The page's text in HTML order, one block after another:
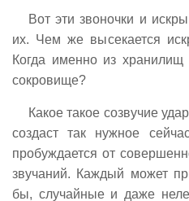
Вот эти звоночки и
их. Чем же высекается
Когда именно из хранилищ
сокровище?
Какое такое созвучие
создаст так нужное
пробуждается от
звучаний. Каждый может
бы, случайные и даже